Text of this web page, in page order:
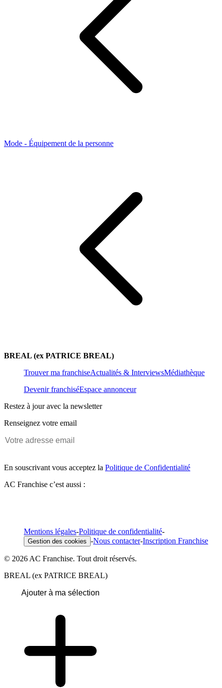
Mode - Équipement de la personne
BREAL (ex PATRICE BREAL)
Trouver ma franchiseActualités & InterviewsMédiathèque
Devenir franchiséEspace annonceur
Restez à jour avec la newsletter
Renseignez votre email
En souscrivant vous acceptez la Politique de Confidentialité
AC Franchise c’est aussi :
Mentions légales-Politique de confidentialité-
Gestion des cookies -Nous contacter-Inscription Franchise
© 2026 AC Franchise. Tout droit réservés.
BREAL (ex PATRICE BREAL)
Ajouter à ma sélection